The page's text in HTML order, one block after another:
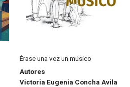
Érase una vez un músico
Autores
Victoria Eugenia Concha Avila